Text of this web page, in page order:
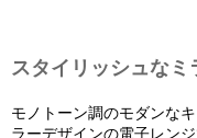
スタイリッシュなミ
モノトーン調のモダンな
ラーデザインの電子レンジ